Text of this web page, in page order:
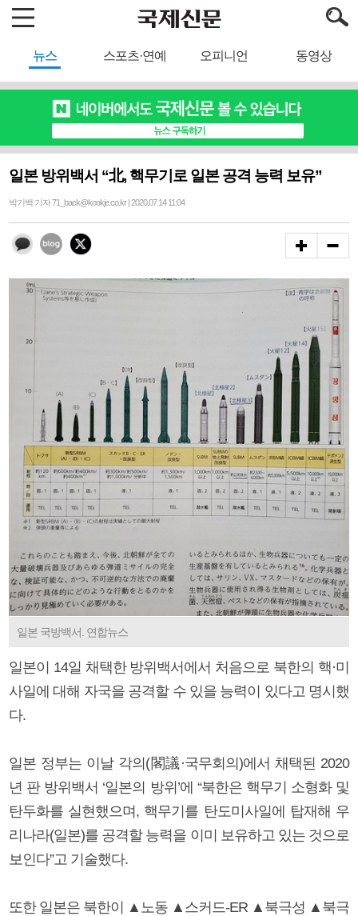
뉴스 스포츠·연예 오피니언 동영상
일본 방위백서 “北, 핵무기로 일본 공격 능력 보유”
박기백 기자 71_back@kookje.co.kr | 2020.07.14 11:04
일본 국방백서. 연합뉴스
일본이 14일 채택한 방위백서에서 처음으로 북한의 핵·미
사일에 대해 자국을 공격할 수 있을 능력이 있다고 명시했
다.
일본 정부는 이날 각의(閣議·국무회의)에서 채택된 2020
년 판 방위백서 ‘일본의 방위’에 “북한은 핵무기 소형화 및
탄두화를 실현했으며, 핵무기를 탄도미사일에 탑재해 우
리나라(일본)를 공격할 능력을 이미 보유하고 있는 것으로
보인다”고 기술했다.
또한 일본은 북한이 ▲노동 ▲스커드-ER ▲북극성 ▲북극